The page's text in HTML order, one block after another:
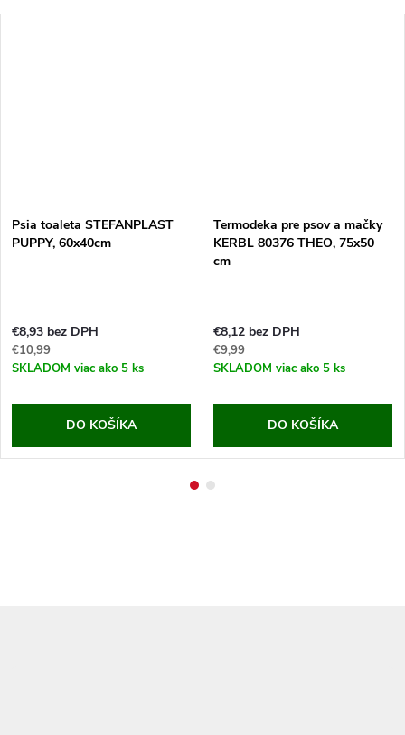
Psia toaleta STEFANPLAST
PUPPY, 60x40cm
€8,93 bez DPH
€10,99
SKLADOM viac ako 5 ks
DO KOŠÍKA
Termodeka pre psov a mačky
KERBL 80376 THEO, 75x50
cm
€8,12 bez DPH
€9,99
SKLADOM viac ako 5 ks
DO KOŠÍKA